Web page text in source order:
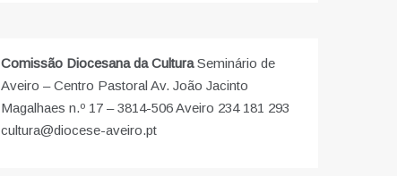
Comissão Diocesana da CulturaSeminário de
Aveiro – Centro Pastoral Av. João Jacinto
Magalhaes n.º 17 – 3814-506 Aveiro 234 181 293
cultura@diocese-aveiro.pt